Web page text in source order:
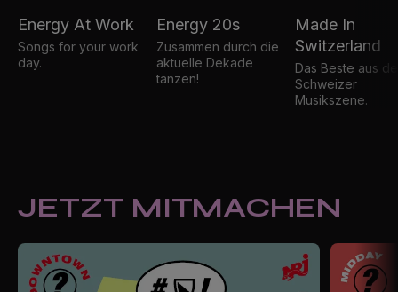
Energy At Work
Songs for your work
day.
Energy 20s
Zusammen durch die
aktuelle Dekade
tanzen!
Made In
Switzerland
Das Beste aus
Schweizer
Musikszene.
JETZT MITMACHEN